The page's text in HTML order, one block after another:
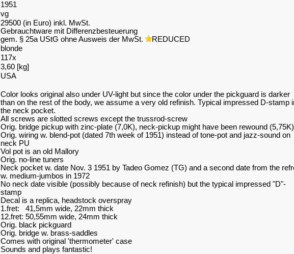
1951
vg
29500 (in Euro) inkl. MwSt.
Gebrauchtware mit Differenzbesteuerung
gem. § 25a UStG ohne Ausweis der MwSt.
REDUCED
blonde
117x
3,60 [kg]
USA
Color looks original also under UV-light but since the color under the pickguard is darker
than on the rest of the body, we assume a very old refinish. Typical impressed D-stamp
the neck pocket.
All screws are slotted screws except the trussrod-screw
Orig. bridge pickup with zinc-plate (7,0K), neck-pickup might have been rewound (5,75K)
Orig. wiring w. blend-pot (dated 7th week of 1951) instead of tone-pot and jazz-sound on
neck PU
Vol pot is an old Mallory
Orig. no-line tuners
Neck pocket w. date Nov. 3 1951 by Tadeo Gomez (TG) and a second date from the
w. medium-jumbos in 1972
No neck date visible (possibly because of neck refinish) but the typical impressed "D"-
stamp
Decal is a replica, headstock overspray
1.fret: 41,5mm wide, 22mm thick
12.fret: 50,55mm wide, 24mm thick
Orig. black pickguard
Orig. bridge w. brass-saddles
Comes with original 'thermometer' case
Sounds and plays fantastic!